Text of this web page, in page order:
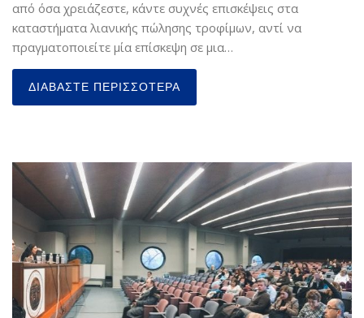
από όσα χρειάζεστε, κάντε συχνές επισκέψεις στα
καταστήματα λιανικής πώλησης τροφίμων, αντί να
πραγματοποιείτε μία επίσκεψη σε μια…
ΔΙΑΒΆΣΤΕ ΠΕΡΙΣΣΌΤΕΡΑ